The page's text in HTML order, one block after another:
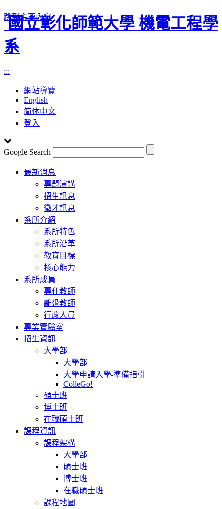
跳到主要內容
國立彰化師範大學 機電工程學
系
:::
網站導覽
English
简体中文
登入
Google Search
Toggle
navigation
最新消息
專題演講
招生訊息
徵才訊息
系所介紹
系所特色
系所沿革
教育目標
核心能力
系所成員
專任教師
離退教師
行政人員
專業實驗室
招生資訊
大學部
大學部
大學申請入學-準備指引
ColleGo!
碩士班
博士班
在職碩士班
課程資訊
課程架構
大學部
碩士班
博士班
在職碩士班
課程地圖